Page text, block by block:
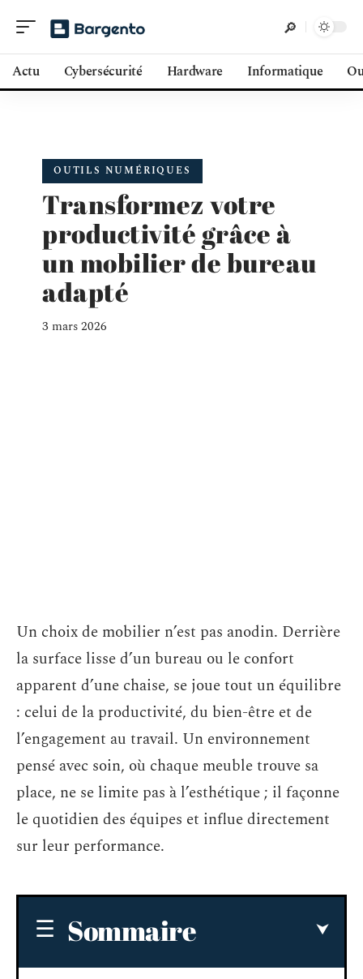
Actu Cybersécurité Hardware Informatique
OUTILS NUMÉRIQUES
Transformez votre
productivité grâce à
un mobilier de bureau
adapté
3 mars 2026
Un choix de mobilier n’est pas anodin. Derrière
la surface lisse d’un bureau ou le confort
apparent d’une chaise, se joue tout un équilibre
: celui de la productivité, du bien-être et de
l’engagement au travail. Un environnement
pensé avec soin, où chaque meuble trouve sa
place, ne se limite pas à l’esthétique ; il façonne
le quotidien des équipes et influe directement
sur leur performance.
Sommaire